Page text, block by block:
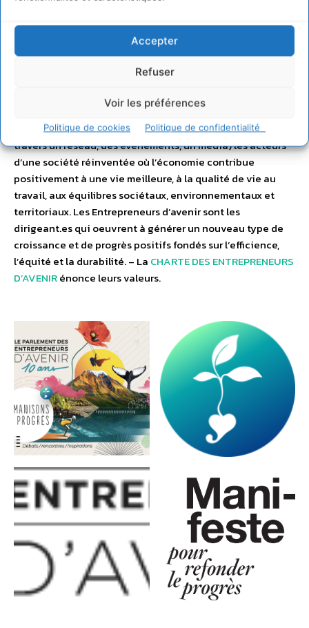
Accepter
Refuser
Voir les préférences
Politique de cookies Politique de confidentialité
des valeurs et convictions communes qui s’allient et
s’engagent à titre individuel et pour leur structure à faire
l’humanité, la planète et la société.
Entrepreneurs d’avenir veut rassembler et promouvoir (à
travers un réseau, des événements, un média) les acteurs
d’une société réinventée où l’économie contribue
positivement à une vie meilleure, à la qualité de vie au
travail, aux équilibres sociétaux, environnementaux et
territoriaux. Les Entrepreneurs d’avenir sont les
dirigeant.es qui oeuvrent à générer un nouveau type de
croissance et de progrès positifs fondés sur l’efficience,
l’équité et la durabilité. – La CHARTE DES ENTREPRENEURS
D’AVENIRénonce leurs valeurs.